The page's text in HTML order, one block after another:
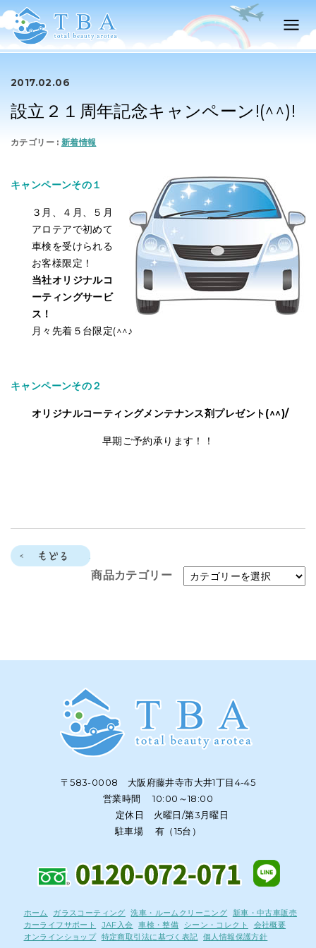
2017.02.06
設立２１周年記念キャンペーン!(^^)!
新着情報
キャンペーンその１
３月、４月、５月
アロテアで初めて
車検を受けられる
お客様限定！
当社オリジナルコ
ーティングサービ
ス！
月々先着５台限定(^^♪
キャンペーンその２
オリジナルコーティングメンテナンス剤プレゼント(^^)/
早期ご予約承ります！！
もどる
商品カテゴリー
〒583-0008 大阪府藤井寺市大井1丁目4-45
営業時間 10:00～18:00
定休日 火曜日/第3月曜日
駐車場 有（15台）
ホーム ガラスコーティング 洗車・ルームクリーニング
新車・中古車販売
カーライフサポート
JAF入会 車検・整備 シーン・コレクト
会社概要
オンラインショップ 特定商取引法に基づく表記 個人情報保護方針